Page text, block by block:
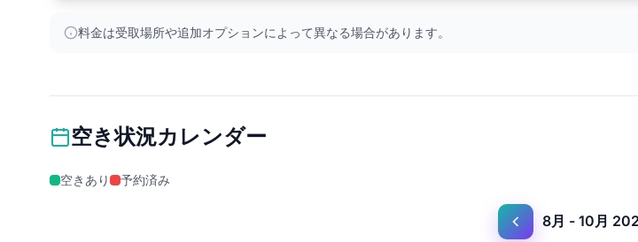
料金は受取場所や追加オプションによって異なる場合があります。
空き状況カレンダー
空きあり 予約済み
8月 - 10月